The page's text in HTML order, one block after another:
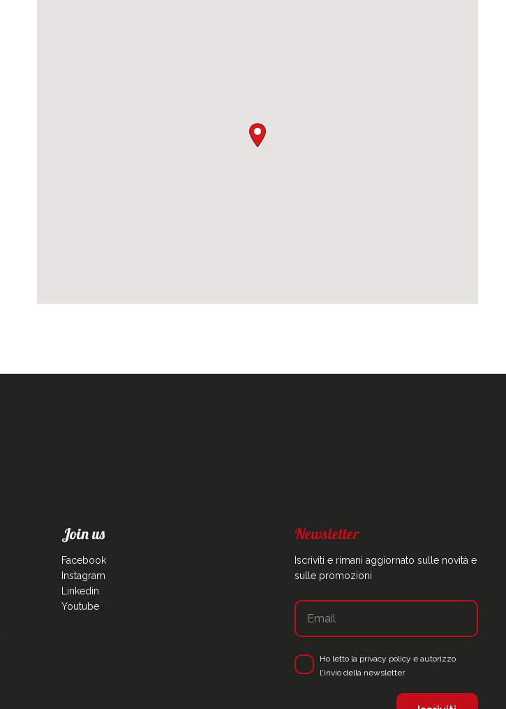
Join us
Facebook
Instagram
Linkedin
Youtube
Newsletter
Iscriviti e rimani aggiornato sulle novità e
sulle promozioni
Ho letto la privacy policy e autorizzo
l'invio della newsletter